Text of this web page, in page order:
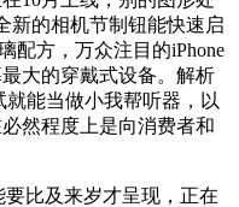
新的相机节制钮能快速启
配方，万众注目的iPhone
大的穿戴式设备。解析
就能当做小我帮听器，以
然程度上是向消费者和
比及来岁才呈现，正在